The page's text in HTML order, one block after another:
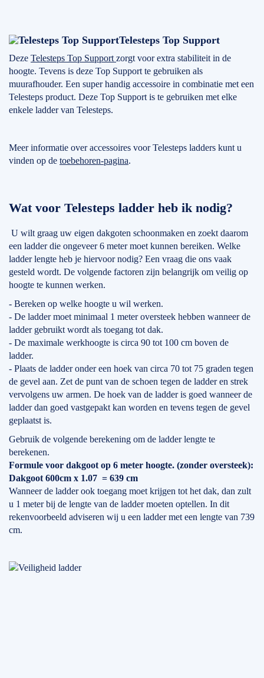
Telesteps Top Support
Deze Telesteps Top Support zorgt voor extra stabiliteit in de
hoogte. Tevens is deze Top Support te gebruiken als
muurafhouder. Een super handig accessoire in combinatie met een
Telesteps product. Deze Top Support is te gebruiken met elke
enkele ladder van Telesteps.
Meer informatie over accessoires voor Telesteps ladders kunt u
vinden op de toebehoren-pagina.
Wat voor Telesteps ladder heb ik nodig?
U wilt graag uw eigen dakgoten schoonmaken en zoekt daarom
een ladder die ongeveer 6 meter moet kunnen bereiken. Welke
ladder lengte heb je hiervoor nodig? Een vraag die ons vaak
gesteld wordt. De volgende factoren zijn belangrijk om veilig op
hoogte te kunnen werken.
- Bereken op welke hoogte u wil werken.
- De ladder moet minimaal 1 meter oversteek hebben wanneer de
ladder gebruikt wordt als toegang tot dak.
- De maximale werkhoogte is circa 90 tot 100 cm boven de
ladder.
- Plaats de ladder onder een hoek van circa 70 tot 75 graden tegen
de gevel aan. Zet de punt van de schoen tegen de ladder en strek
vervolgens uw armen. De hoek van de ladder is goed wanneer de
ladder dan goed vastgepakt kan worden en tevens tegen de gevel
geplaatst is.
Gebruik de volgende berekening om de ladder lengte te
berekenen.
Formule voor dakgoot op 6 meter hoogte. (zonder oversteek):
Dakgoot 600cm x 1.07 = 639 cm
Wanneer de ladder ook toegang moet krijgen tot het dak, dan zult
u 1 meter bij de lengte van de ladder moeten optellen. In dit
rekenvoorbeeld adviseren wij u een ladder met een lengte van 739
cm.